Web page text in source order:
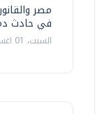
مصر
في حادث
السبت، 01 اغسطس 2026 10:00 ص